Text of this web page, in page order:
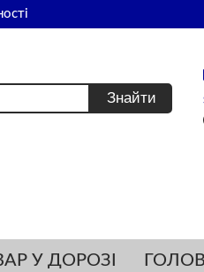
У ДОРОЗІ